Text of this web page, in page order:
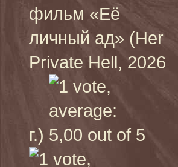
фильм «Её
личный ад» (Her
Private Hell, 2026
г.)